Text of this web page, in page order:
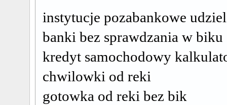
instytucje pozabankowe
banki bez sprawdzania w biku
kredyt samochodowy
chwilowki od reki
gotowka od reki bez bik